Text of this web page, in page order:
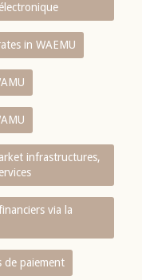
in WAEMU
infrastructures,
via la
de paiement